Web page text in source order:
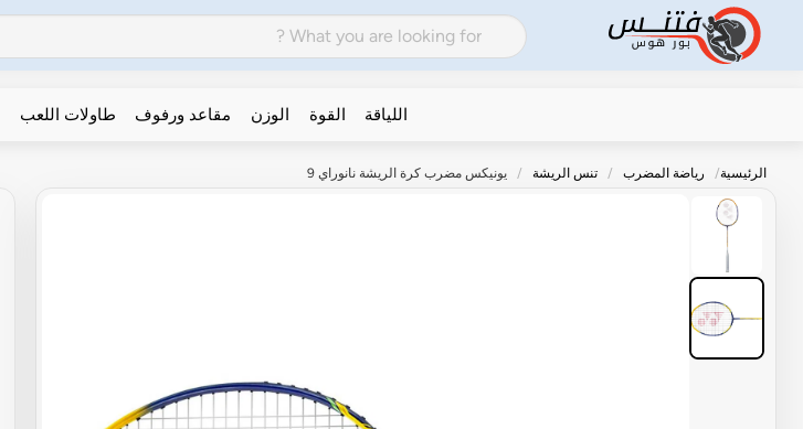
اللياقة القوة الوزن مقاعد ورفوف طاولات اللعب
الرئيسية رياضة المضرب تنس الريشة يونيكس مضرب كرة الريشة نانوراي 9